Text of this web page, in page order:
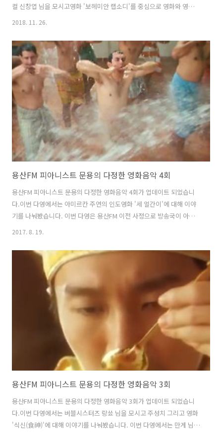
컬 신창엽 님을 모시고영화 '보헤미안 랩소디'를 중심으로 영화와 영화음
악 이야기를 나누었습니다. 그리고 다양한 이벤트와 더불어 신창엽 님의
아니스트 문용의 다정한 영화음악 32회를 들어보시기 바랍니다.댓글과
좋아요는 커다란 힘이 됩니다 :) 팟프리카:
https://www.podty.me/episode/14229943 팟빵:
http://www.podbbang.com/ch/7604?e=22773049 당일 현장의 분
위기를 이지안 감독님께서 영상에 담아주셨습니다.아래 영상 감상해보
시기 바랍니다. '피아니..
2018. 11. 26.
용산FM 피아니스트 문용의 다정한 영화음악 4회
용산FM 피아니스트 문용의 다정한 영화음악 4회가 업데이트 되었습니
다.이번 다영에서는 아미르칸 주연의 인도영화 '세 얼간이'에 대해 이야
기를 나눠봤습니다. 이번 다영은 용산FM 이전 사정으로 방송국이 아닌
문타라 스튜디오(집)에서 녹음을 했습니다. 그럼, 용산FM 피아니스트 문
https://www.podty.me/episode/14229914팟빵:
http://www.podbbang.com/ch/7604?e=22362257
2017. 8. 19.
용산FM 피아니스트 문용의 다정한 영화음악 3회
용산FM 피아니스트 문용의 다정한 영화음악 3회가 업데이트 되었습니
다.이번 다영에서는 버블시스터즈 랑쑈 님을 모시고 주성치 그리고 영화
'식신(食神)'에 대해 이야기를 나눠봤습니다. 이번 다영에서는 만게 님의